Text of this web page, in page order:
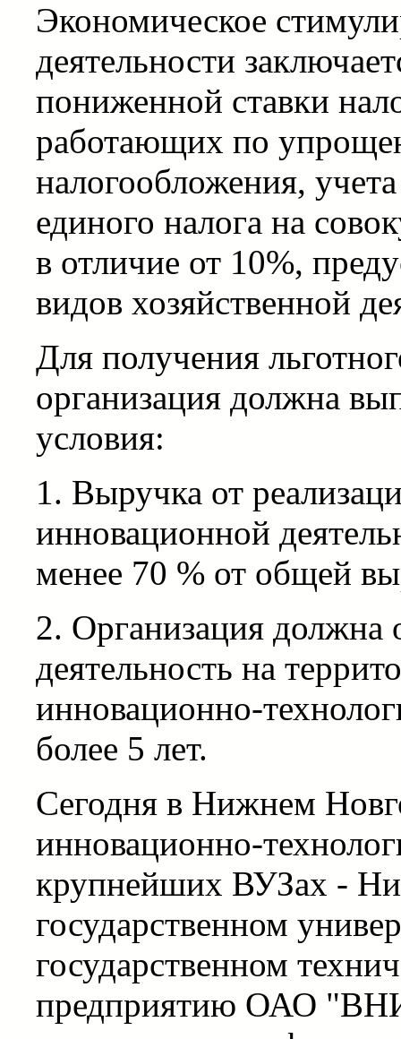
Экономическое
деятельности
пониженной ставки
работающих по
налогообложения,
единого налога на
в отличие от 10%,
видов хозяйственной
Для получения
организация должна
условия:
1. Выручка от
инновационной
менее 70 % от общей
2. Организация должна
деятельность на
инновационно-
более 5 лет.
Сегодня в Нижнем
инновационно-
крупнейших ВУЗах -
государственном
государственном
предприятию ОАО